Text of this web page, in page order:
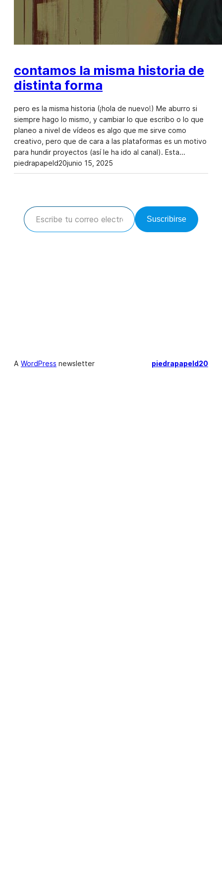
contamos la misma historia de
distinta forma
pero es la misma historia (¡hola de nuevo!) Me aburro si
siempre hago lo mismo, y cambiar lo que escribo o lo que
planeo a nivel de vídeos es algo que me sirve como
creativo, pero que de cara a las plataformas es un motivo
para hundir proyectos (así le ha ido al canal). Esta…
piedrapapeld20junio 15, 2025
Escribe tu correo electrónico…
Suscribirse
A WordPress newsletter piedrapapeld20